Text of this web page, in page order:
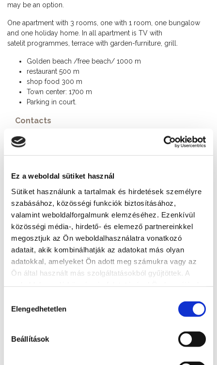
Ez a weboldal sütiket használ
Sütiket használunk a tartalmak és hirdetések személyre
szabásához, közösségi funkciók biztosításához,
valamint weboldalforgalmunk elemzéséhez. Ezenkívül
közösségi média-, hirdető- és elemező partnereinkkel
megosztjuk az Ön weboldalhasználatra vonatkozó
adatait, akik kombinálhatják az adatokat más olyan
adatokkal, amelyeket Ön adott meg számukra vagy az
Ön által használt más szolgáltatásokból gyűjtöttek. A
kiválasztása
Elengedhetetlen
Beállítások
may be an option.
One apartment with 3 rooms, one with 1 room, one bungalow
and one holiday home. In all apartment is TV with
satelit programmes, terrace with garden-furniture, grill.
Golden beach /free beach/ 1000 m
restaurant 500 m
shop food 300 m
Town center: 1700 m
Parking in court.
Contacts
Address
More accommodations